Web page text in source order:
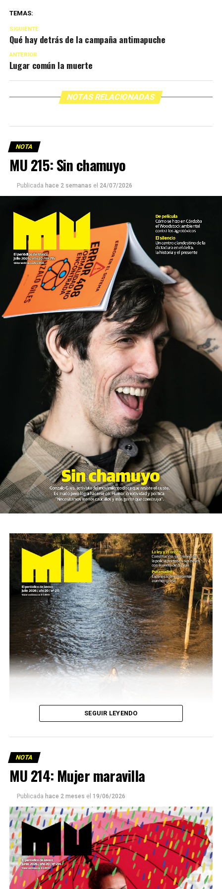
TEMAS:
SIGUIENTE
Qué hay detrás de la campaña antimapuche
ANTERIOR
Lugar común la muerte
NOTAS RELACIONADAS
NOTA
MU 215: Sin chamuyo
Publicada hace 2 semanas el 24/07/2026
Este número 215 de MU ☝️viene con doble tapa, que
podría ser una frase:
Sin chamuyo, a remarla.
SEGUIR LEYENDO
NOTA
MU 214: Mujer maravilla
Publicada hace 2 meses el 19/06/2026